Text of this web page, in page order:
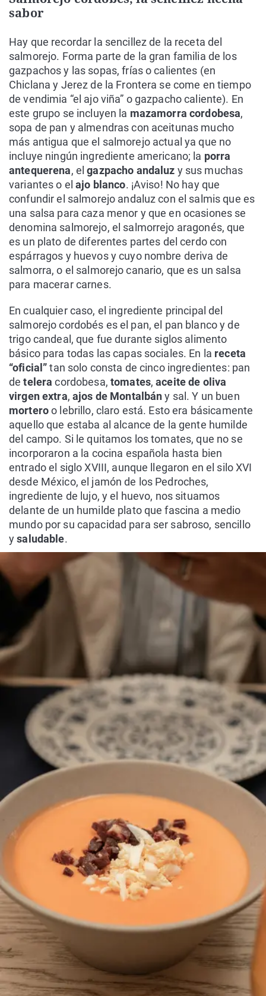
sabor
Hay que recordar la sencillez de la receta del
salmorejo. Forma parte de la gran familia de los
gazpachos y las sopas, frías o calientes (en
Chiclana y Jerez de la Frontera se come en tiempo
de vendimia “el ajo viña” o gazpacho caliente). En
este grupo se incluyen la mazamorra cordobesa,
sopa de pan y almendras con aceitunas mucho
más antigua que el salmorejo actual ya que no
incluye ningún ingrediente americano; la porra
antequerena, elgazpacho andaluz y sus muchas
variantes o elajo blanco. ¡Aviso! No hay que
confundir el salmorejo andaluz con el salmis que es
una salsa para caza menor y que en ocasiones se
denomina salmorejo, el salmorrejo aragonés, que
es un plato de diferentes partes del cerdo con
espárragos y huevos y cuyo nombre deriva de
salmorra, o el salmorejo canario, que es un salsa
para macerar carnes.
En cualquier caso, el ingrediente principal del
salmorejo cordobés es el pan, el pan blanco y de
trigo candeal, que fue durante siglos alimento
básico para todas las capas sociales. En la receta
“oficial”tan solo consta de cinco ingredientes: pan
detelera cordobesa, tomates,aceite de oliva
virgen extra, ajos de Montalbány sal. Y un buen
morteroo lebrillo, claro está. Esto era básicamente
aquello que estaba al alcance de la gente humilde
del campo. Si le quitamos los tomates, que no se
incorporaron a la cocina española hasta bien
entrado el siglo XVIII, aunque llegaron en el silo XVI
desde México, el jamón de los Pedroches,
ingrediente de lujo, y el huevo, nos situamos
delante de un humilde plato que fascina a medio
mundo por su capacidad para ser sabroso, sencillo
ysaludable.